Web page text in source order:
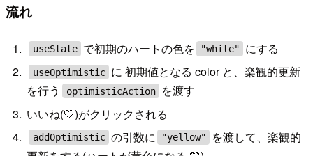
流れ
useState で初期のハートの色を "white" にする
useOptimistic に 初期値となる color と、楽観的更新
を行う
optimisticAction
を渡す
いいね(🤍)がクリックされる
addOptimistic の引数に "yellow"
を渡して、楽観的